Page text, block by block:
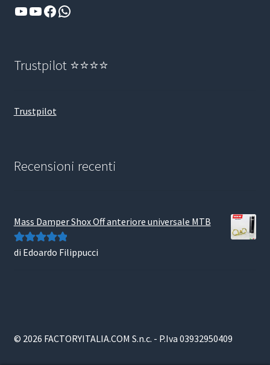
YouTube
YouTube
Facebook
WhatsApp
Trustpilot ⭐⭐⭐⭐
Trustpilot
Recensioni recenti
Mass Damper Shox Off anteriore universale MTB
Valutato5su
di Edoardo Filippucci
© 2026 FACTORYITALIA.COM S.n.c. - P.Iva 03932950409